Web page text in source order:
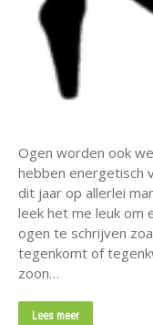
Ogen worden ook
hebben energetisch
dit jaar op allerlei
leek het me leuk om
ogen te schrijven
tegenkomt of
zoon…
Lees meer